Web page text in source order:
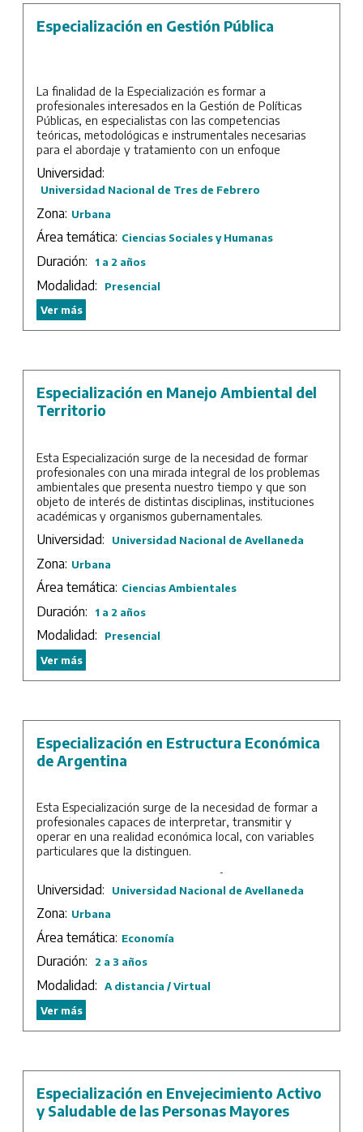
Especialización en Gestión Pública
La finalidad de la Especialización es formar a
profesionales interesados en la Gestión de Políticas
Públicas, en especialistas con las competencias
teóricas, metodológicas e instrumentales necesarias
para el abordaje y tratamiento con un enfoque
estratégico de la gestión gubernamental.
Con esta finalidad se propone como objetivo formar
la gestión de políticas públicas, puedan contribuir a un
mejor desempeño de los organismos que conforman los
diferentes niveles de gobierno, así como también se
comprometan con los valores de la esfera pública tales
como equidad, transparencia y justicia social.
Duración: 3 cuatrimestres.
Universidad:
Universidad Nacional de Tres de Febrero
Zona: Urbana
Área temática: Ciencias Sociales y Humanas
Duración: 1 a 2 años
Modalidad:
Presencial
Ver más
Especialización en Manejo Ambiental del
Territorio
Esta Especialización surge de la necesidad de formar
profesionales con una mirada integral de los problemas
ambientales que presenta nuestro tiempo y que son
objeto de interés de distintas disciplinas, instituciones
académicas y organismos gubernamentales.
Duración: 3 trimestres más trabajo final.
Universidad: Universidad Nacional de Avellaneda
Zona: Urbana
Área temática: Ciencias Ambientales
Duración: 1 a 2 años
Modalidad:
Presencial
Ver más
Especialización en Estructura Económica
de Argentina
Esta Especialización surge de la necesidad de formar a
profesionales capaces de interpretar, transmitir y
operar en una realidad económica local, con variables
particulares que la distinguen.
Duración: 4 trimestres más trabajo final.
Universidad: Universidad Nacional de Avellaneda
Zona: Urbana
Área temática: Economía
Duración: 2 a 3 años
Modalidad:
A distancia / Virtual
Ver más
Especialización en Envejecimiento Activo
y Saludable de las Personas Mayores